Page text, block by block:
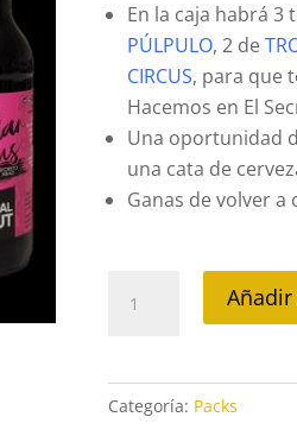
En la caja habrá 3
PÚLPULO, 2 de
CIRCUS, para que
Hacemos en El
Una oportunidad
una cata de
Ganas de volver
Mixta
Categoría: Packs